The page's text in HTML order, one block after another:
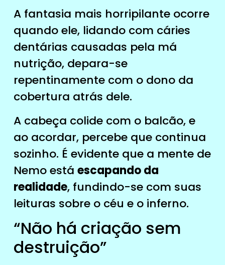
A fantasia mais horripilante ocorre
quando ele, lidando com cáries
dentárias causadas pela má
nutrição, depara-se
repentinamente com o dono da
cobertura atrás dele.
A cabeça colide com o balcão, e
ao acordar, percebe que continua
sozinho. É evidente que a mente de
Nemo está escapando da
realidade, fundindo-se com suas
leituras sobre o céu e o inferno.
“Não há criação sem
destruição”